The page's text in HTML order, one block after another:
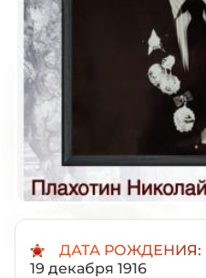
ДАТА РОЖДЕНИЯ:
19 декабря 1916